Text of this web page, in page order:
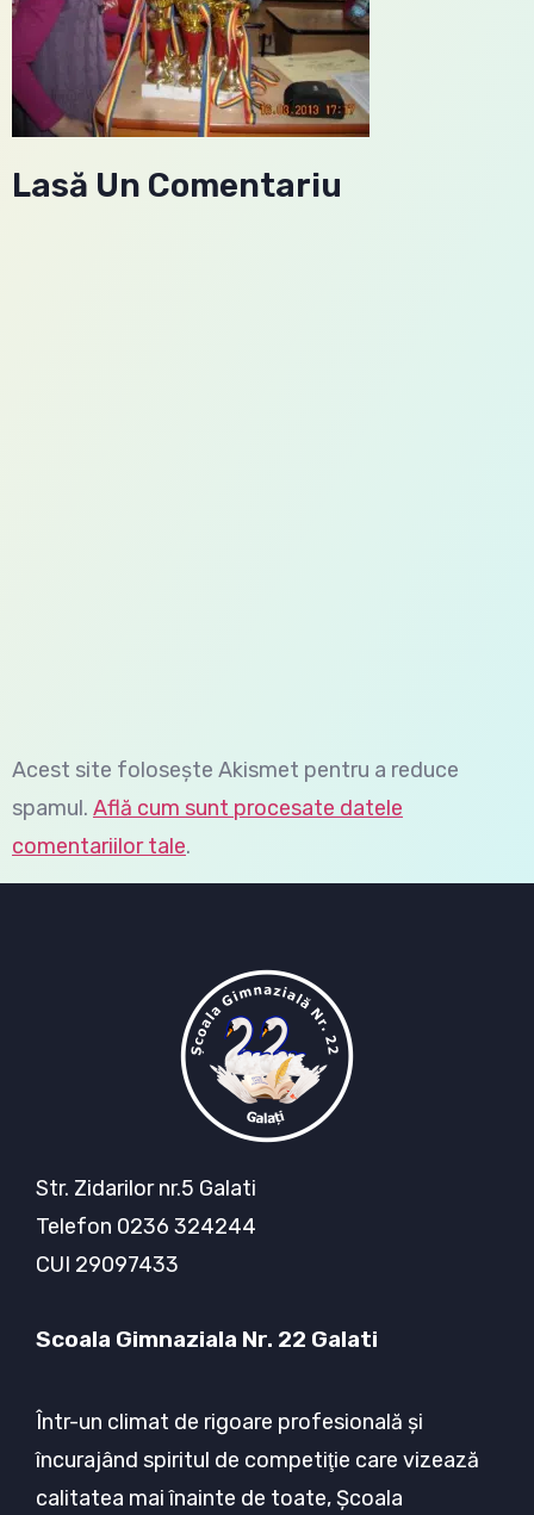
Lasă Un Comentariu
Acest site folosește Akismet pentru a reduce
spamul. Află cum sunt procesate datele
comentariilor tale.
Str. Zidarilor nr.5 Galati
Telefon 0236 324244
CUI 29097433
Scoala Gimnaziala Nr. 22 Galati
Într-un climat de rigoare profesională şi
încurajând spiritul de competiţie care vizează
calitatea mai înainte de toate, Şcoala